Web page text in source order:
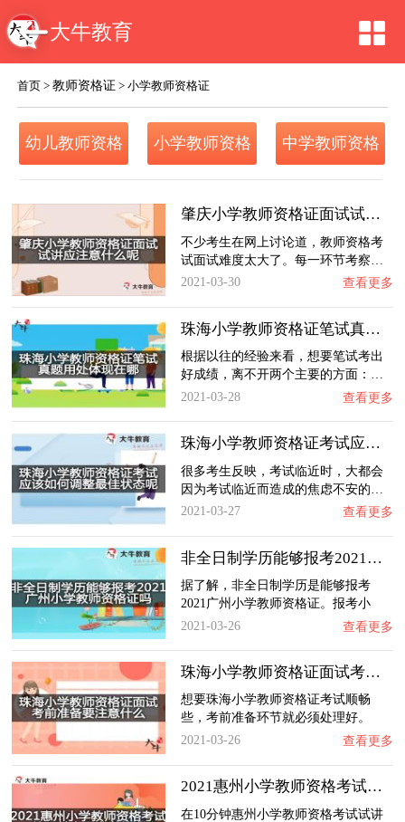
大牛教育
首页 >教师资格证 >小学教师资格证
幼儿教师资格
证
小学教师资格
证
中学教师资格
证
肇庆小学教师资格证面试试讲应注意什么呢
不少考生在网上讨论道，教师资格考
试面试难度太大了。每一环节考察…
2021-03-30
查看更多
珠海小学教师资格证笔试真题用处体现在哪？
根据以往的经验来看，想要笔试考出
好成绩，离不开两个主要的方面：…
2021-03-28
查看更多
珠海小学教师资格证考试应该如何调整最佳状态…
很多考生反映，考试临近时，大都会
因为考试临近而造成的焦虑不安的…
2021-03-27
查看更多
非全日制学历能够报考2021广州小学教师资格证…
据了解，非全日制学历是能够报考
2021广州小学教师资格证。报考小
学…
2021-03-26 查看更多
珠海小学教师资格证面试考前准备要注意什么？…
想要珠海小学教师资格证考试顺畅
些，考前准备环节就必须处理好。
考…
2021-03-26 查看更多
2021惠州小学教师资格考试结课基本要求有什么…
在10分钟惠州小学教师资格考试试讲